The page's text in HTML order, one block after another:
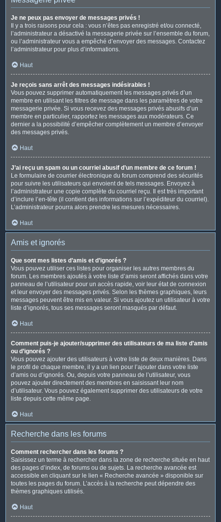
Je ne peux pas envoyer de messages privés !
Il y a trois raisons pour cela : vous n’êtes pas enregistré et/ou connecté,
l’administrateur a désactivé la messagerie privée sur l’ensemble du forum,
ou l’administrateur vous a empêché d’envoyer des messages. Contactez
l’administrateur pour plus d’informations.
Haut
Je reçois sans arrêt des messages indésirables !
Vous pouvez supprimer automatiquement les messages privés d’un
membre en utilisant les filtres de message dans les paramètres de votre
messagerie privée. Si vous recevez des messages privés abusifs d’un
membre en particulier, rapportez les messages aux modérateurs. Ce
dernier a la possibilité d’empêcher complètement un membre d’envoyer
des messages privés.
Haut
J’ai reçu un spam ou un courriel abusif d’un membre de ce forum !
Le formulaire de courrier électronique du forum comprend des sécurités
pour suivre les utilisateurs qui envoient de tels messages. Envoyez à
l’administrateur une copie complète du courriel reçu. Il est très important
d’inclure l’en-tête (il contient des informations sur l’expéditeur du courriel).
L’administrateur pourra alors prendre les mesures nécessaires.
Haut
Amis et ignorés
Que sont mes listes d’amis et d’ignorés ?
Vous pouvez utiliser ces listes pour organiser les autres membres du
forum. Les membres ajoutés à votre liste d’amis seront affichés dans votre
panneau de l’utilisateur pour un accès rapide, voir leur état de connexion
et leur envoyer des messages privés. Selon les thèmes graphiques, leurs
messages peuvent être mis en valeur. Si vous ajoutez un utilisateur à votre
liste d’ignorés, tous ses messages seront masqués par défaut.
Haut
Comment puis-je ajouter/supprimer des utilisateurs de ma liste d’amis
ou d’ignorés ?
Vous pouvez ajouter des utilisateurs à votre liste de deux manières. Dans
le profil de chaque membre, il y a un lien pour l’ajouter dans votre liste
d’amis ou d’ignorés. Ou, depuis votre panneau de l’utilisateur, vous
pouvez ajouter directement des membres en saisissant leur nom
d’utilisateur. Vous pouvez également supprimer des utilisateurs de votre
liste depuis cette même page.
Haut
Recherche dans les forums
Comment rechercher dans les forums ?
Saisissez un terme à rechercher dans la zone de recherche située en haut
des pages d’index, de forums ou de sujets. La recherche avancée est
accessible en cliquant sur le lien « Recherche avancée » disponible sur
toutes les pages du forum. L’accès à la recherche peut dépendre des
thèmes graphiques utilisés.
Haut